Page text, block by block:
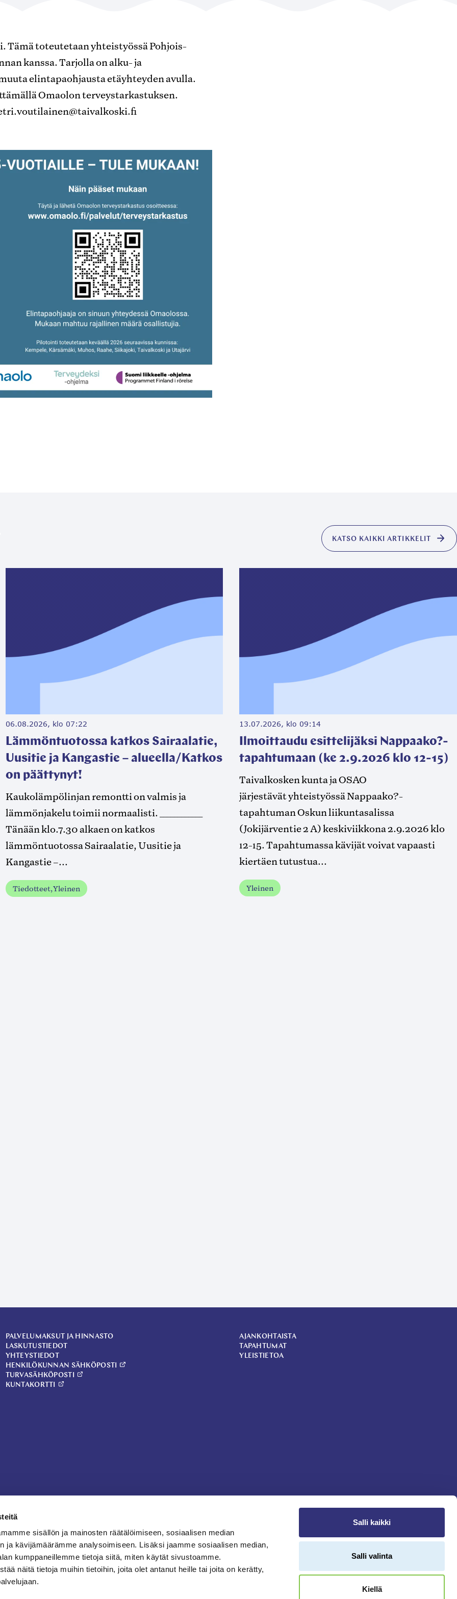
sisällön ja mainosten räätälöimiseen, sosiaalisen median
ja kävijämäärämme analysoimiseen. Lisäksi jaamme sosiaalisen median,
kumppaneillemme tietoja siitä, miten käytät sivustoamme.
näitä tietoja muihin tietoihin, joita olet antanut heille tai joita on kerätty,
Salli kaikki
Salli valinta
Kiellä
toteutetaan yhteistyössä Pohjois-
kanssa. Tarjolla on alku- ja
elintapaohjausta etäyhteyden avulla.
Omaolon terveystarkastuksen.
KATSO KAIKKI ARTIKKELIT
06.08.2026, klo 07:22
Lämmöntuotossa katkos Sairaalatie,
Uusitie ja Kangastie – alueella/Katkos
on päättynyt!
Kaukolämpölinjan remontti on valmis ja
lämmönjakelu toimii normaalisti. ____________
Tänään klo.7.30 alkaen on katkos
lämmöntuotossa Sairaalatie, Uusitie ja
Kangastie –...
Tiedotteet, Yleinen
13.07.2026, klo 09:14
Ilmoittaudu esittelijäksi Nappaako?-
tapahtumaan (ke 2.9.2026 klo 12-15)
Taivalkosken kunta ja OSAO
järjestävät yhteistyössä Nappaako?-
tapahtuman Oskun liikuntasalissa
(Jokijärventie 2 A) keskiviikkona 2.9.2026 klo
12-15. Tapahtumassa kävijät voivat vapaasti
kiertäen tutustua...
Yleinen
PALVELUMAKSUT JA HINNASTO
LASKUTUSTIEDOT
YHTEYSTIEDOT
HENKILÖKUNNAN SÄHKÖPOSTI
TURVASÄHKÖPOSTI
KUNTAKORTTI
AJANKOHTAISTA
TAPAHTUMAT
YLEISTIETOA